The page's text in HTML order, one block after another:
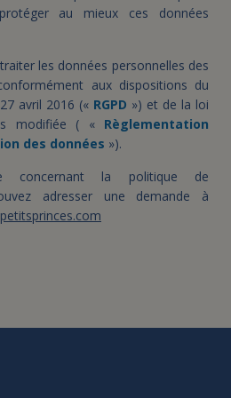
VIE/LEGS
PRESSE
au mieux ces données
traiter les données personnelles des
aux dispositions du
avril 2016 (« RGPD ») et de la loi
modifiée ( « Règlementation
des données »).
concernant la politique de
adresser une demande à